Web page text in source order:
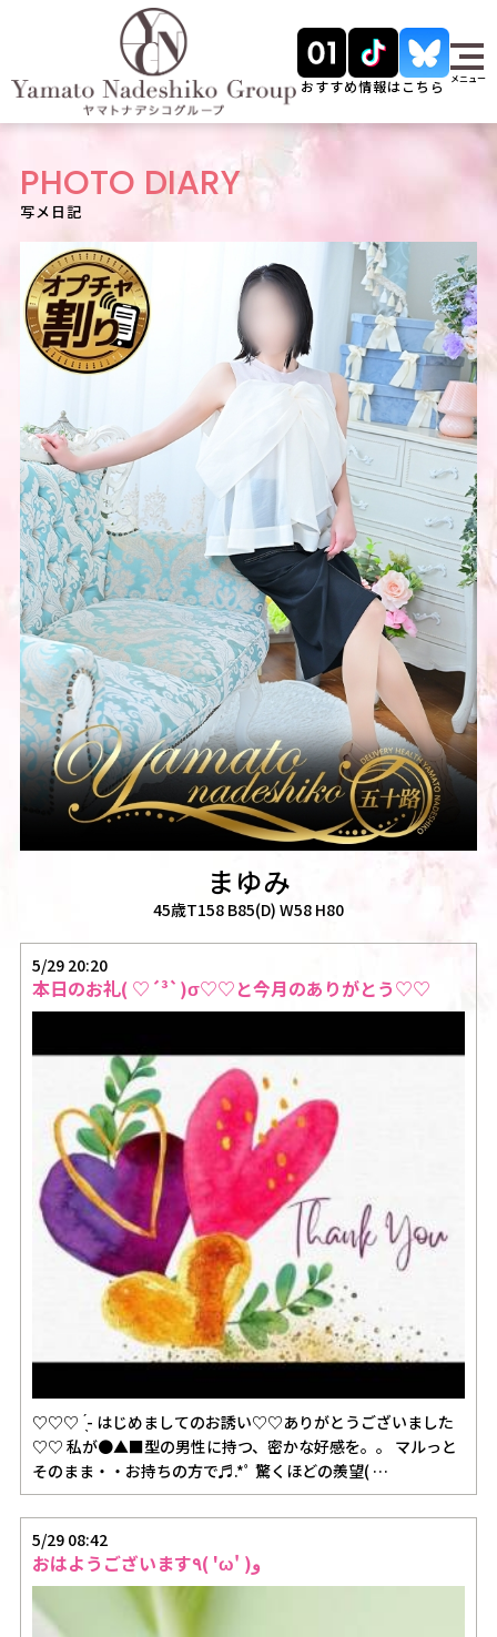
おすすめ情報はこちら メニュー
PHOTO DIARY
写メ日記
まゆみ
45歳T158 B85(D) W58 H80
5/29 20:20
本日のお礼( ♡´³`)σ♡♡と今月のありがとう♡♡
♡♡♡ ̖́- はじめましてのお誘い♡♡ありがとうございました
♡♡ 私が●▲■型の男性に持つ、密かな好感を。。 マルっと
そのまま・・お持ちの方で♬.*ﾟ 驚くほどの羨望( …
5/29 08:42
おはようございます٩( 'ω' )و